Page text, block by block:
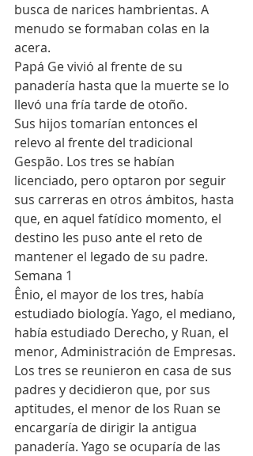
busca de narices hambrientas. A
menudo se formaban colas en la
acera.
Papá Ge vivió al frente de su
panadería hasta que la muerte se lo
llevó una fría tarde de otoño.
Sus hijos tomarían entonces el
relevo al frente del tradicional
Gespão. Los tres se habían
licenciado, pero optaron por seguir
sus carreras en otros ámbitos, hasta
que, en aquel fatídico momento, el
destino les puso ante el reto de
mantener el legado de su padre.
Semana 1
Ênio, el mayor de los tres, había
estudiado biología. Yago, el mediano,
había estudiado Derecho, y Ruan, el
menor, Administración de Empresas.
Los tres se reunieron en casa de sus
padres y decidieron que, por sus
aptitudes, el menor de los Ruan se
encargaría de dirigir la antigua
panadería. Yago se ocuparía de las